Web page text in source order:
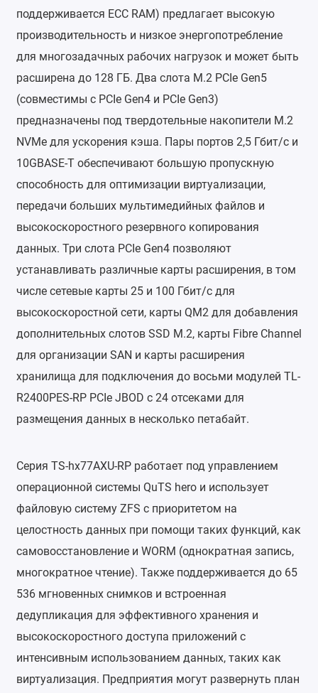
поддерживается ECC RAM) предлагает высокую
производительность и низкое энергопотребление
для многозадачных рабочих нагрузок и может быть
расширена до 128 ГБ. Два слота M.2 PCIe Gen5
(совместимы с PCIe Gen4 и PCIe Gen3)
предназначены под твердотельные накопители M.2
NVMe для ускорения кэша. Пары портов 2,5 Гбит/c и
10GBASE-T обеспечивают большую пропускную
способность для оптимизации виртуализации,
передачи больших мультимедийных файлов и
высокоскоростного резервного копирования
данных. Три слота PCIe Gen4 позволяют
устанавливать различные карты расширения, в том
числе сетевые карты 25 и 100 Гбит/c для
высокоскоростной сети, карты QM2 для добавления
дополнительных слотов SSD M.2, карты Fibre Channel
для организации SAN и карты расширения
хранилища для подключения до восьми модулей TL-
R2400PES-RP PCIe JBOD с 24 отсеками для
размещения данных в несколько петабайт.
Серия TS-hx77AXU-RP работает под управлением
операционной системы QuTS hero и использует
файловую систему ZFS с приоритетом на
целостность данных при помощи таких функций, как
самовосстановление и WORM (однократная запись,
многократное чтение). Также поддерживается до 65
536 мгновенных снимков и встроенная
дедупликация для эффективного хранения и
высокоскоростного доступа приложений с
интенсивным использованием данных, таких как
виртуализация. Предприятия могут развернуть план